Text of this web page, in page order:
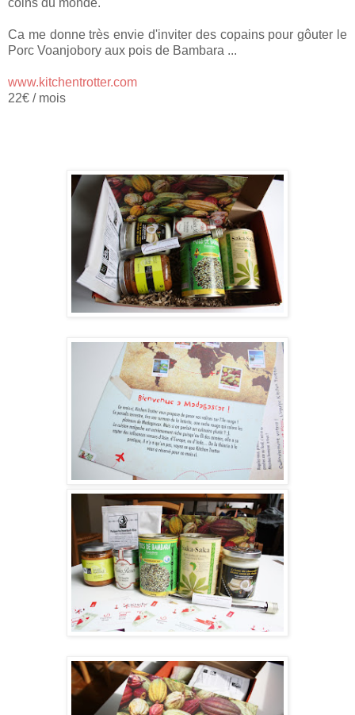
coins du monde.
Ca me donne très envie d'inviter des copains pour gôuter le
Porc Voanjobory aux pois de Bambara ...
www.kitchentrotter.com
22€ / mois